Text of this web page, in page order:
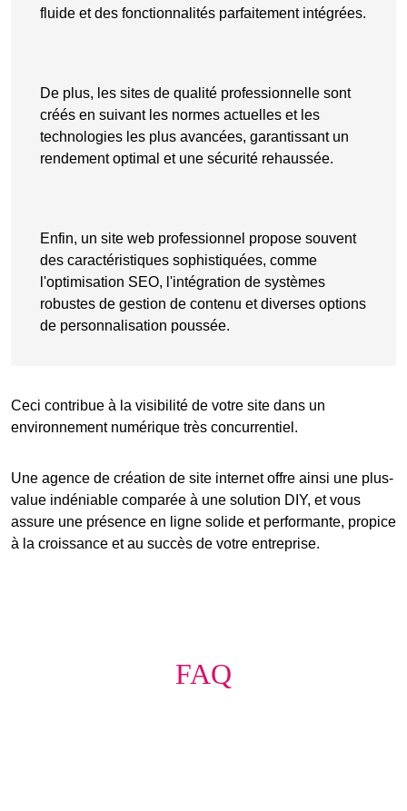
fluide et des fonctionnalités parfaitement intégrées.
De plus, les sites de qualité professionnelle sont
créés en suivant les normes actuelles et les
technologies les plus avancées, garantissant un
rendement optimal et une sécurité rehaussée.
Enfin, un site web professionnel propose souvent
des caractéristiques sophistiquées, comme
l'optimisation SEO, l'intégration de systèmes
robustes de gestion de contenu et diverses options
de personnalisation poussée.
Ceci contribue à la visibilité de votre site dans un
environnement numérique très concurrentiel.
Une agence de création de site internetoffre ainsi une plus-
value indéniable comparée à une solution DIY, et vous
assure une présence en ligne solide et performante, propice
à la croissance et au succès de votre entreprise.
FAQ